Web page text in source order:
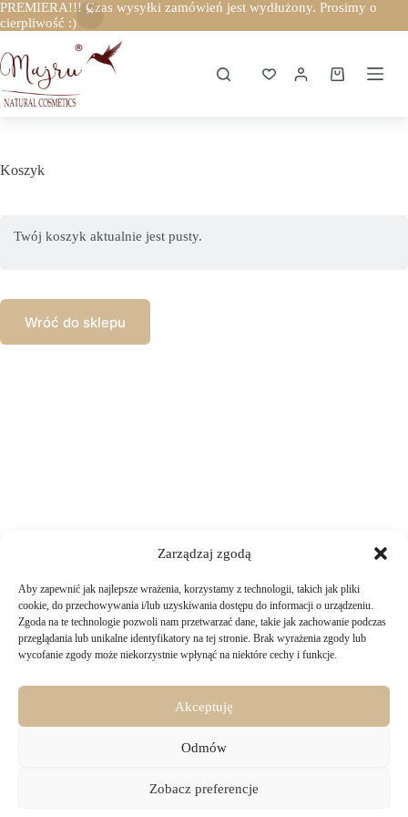
Zarządzaj zgodą
Aby zapewnić jak najlepsze wrażenia, korzystamy z technologii, takich jak pliki
cookie, do przechowywania i/lub uzyskiwania dostępu do informacji o urządzeniu.
Zgoda na te technologie pozwoli nam przetwarzać dane, takie jak zachowanie podczas
przeglądania lub unikalne identyfikatory na tej stronie. Brak wyrażenia zgody lub
wycofanie zgody może niekorzystnie wpłynąć na niektóre cechy i funkcje.
Akceptuję
Odmów
Zobacz preferencje
PREMIERA!!! Czas wysyłki zamówień jest wydłużony. Prosimy o
cierpliwość :)
do
treści
Koszyk
Koszyk
Twój koszyk aktualnie jest pusty.
Wróć do sklepu
TWOJE ZAKUPY
Logowanie i rejestracja
Jak złożyć zamówienie
Formy płatności
14 dni na zwrot zakupów
INFORMACJE PRAWNE
Regulamin sklepu
Materiały do pobrania
KONTAKT
biuro@majru.comCopyright © 2026 - Majru